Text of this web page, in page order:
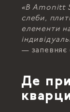
«В Amonitt
слеби,
елементи
— запевняє
Де